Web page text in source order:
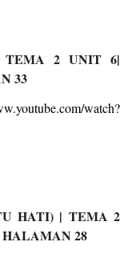
TEMA 2 UNIT 6|
33
watch?
HATI) | TEMA 2
28